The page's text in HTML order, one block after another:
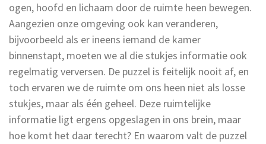
ogen, hoofd en lichaam door de ruimte heen bewegen.
Aangezien onze omgeving ook kan veranderen,
bijvoorbeeld als er ineens iemand de kamer
binnenstapt, moeten we al die stukjes informatie ook
regelmatig verversen. De puzzel is feitelijk nooit af, en
toch ervaren we de ruimte om ons heen niet als losse
stukjes, maar als één geheel. Deze ruimtelijke
informatie ligt ergens opgeslagen in ons brein, maar
hoe komt het daar terecht? En waarom valt de puzzel